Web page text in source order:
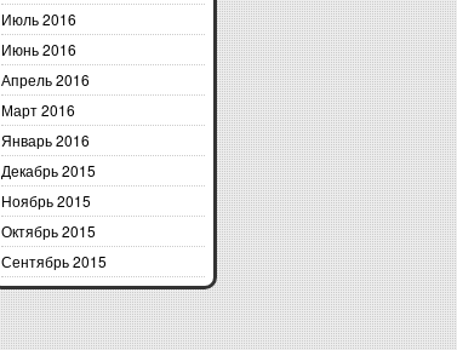
Июль 2016
Июнь 2016
Апрель 2016
Март 2016
Январь 2016
Декабрь 2015
Ноябрь 2015
Октябрь 2015
Сентябрь 2015